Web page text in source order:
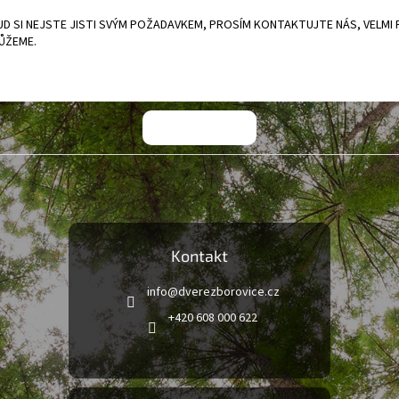
SI NEJSTE JISTI SVÝM POŽADAVKEM, PROSÍM KONTAKTUJTE NÁS, VELMI
Kontakt
info@dverezborovice.cz
+420 608 000 622